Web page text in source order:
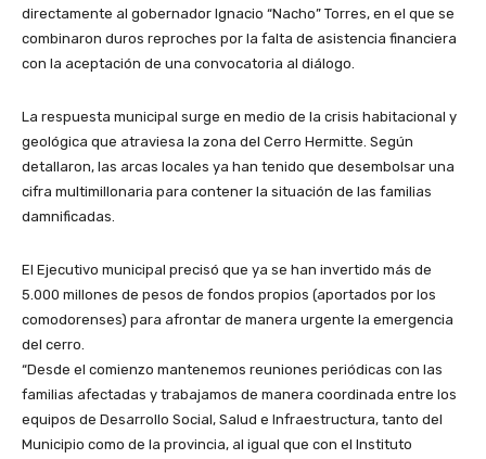
directamente al gobernador Ignacio “Nacho” Torres, en el que se
combinaron duros reproches por la falta de asistencia financiera
con la aceptación de una convocatoria al diálogo.
La respuesta municipal surge en medio de la crisis habitacional y
geológica que atraviesa la zona del Cerro Hermitte. Según
detallaron, las arcas locales ya han tenido que desembolsar una
cifra multimillonaria para contener la situación de las familias
damnificadas.
El Ejecutivo municipal precisó que ya se han invertido más de
5.000 millones de pesos de fondos propios (aportados por los
comodorenses) para afrontar de manera urgente la emergencia
del cerro.
“Desde el comienzo mantenemos reuniones periódicas con las
familias afectadas y trabajamos de manera coordinada entre los
equipos de Desarrollo Social, Salud e Infraestructura, tanto del
Municipio como de la provincia, al igual que con el Instituto